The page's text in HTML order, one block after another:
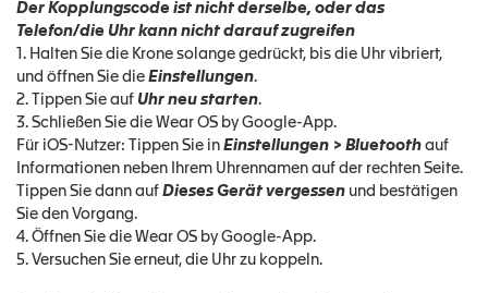
Der Kopplungscode ist nicht derselbe, oder das
Telefon/die Uhr kann nicht darauf zugreifen
1. Halten Sie die Krone solange gedrückt, bis die Uhr vibriert,
und öffnen Sie die Einstellungen.
2. Tippen Sie auf Uhr neu starten.
3. Schließen Sie die Wear OS by Google-App.
Für iOS-Nutzer: Tippen Sie in Einstellungen > Bluetooth auf
Informationen neben Ihrem Uhrennamen auf der rechten Seite.
Tippen Sie dann auf Dieses Gerät vergessen und bestätigen
Sie den Vorgang.
4. Öffnen Sie die Wear OS by Google-App.
5. Versuchen Sie erneut, die Uhr zu koppeln.